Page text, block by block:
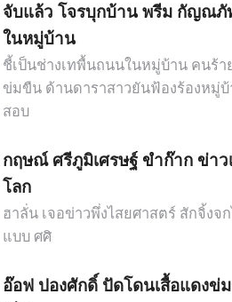
จับแล้ว โจรบุกบ้าน พรีม กัญณภั
ในหมู่บ้าน
ชี้เป็นช่างเทพื้นถนนในหมู่บ้าน คนร้า
ข่มขืน ด้านดาราสาวยันฟ้องร้องหมู่บ้
สอบ
กฤษณ์ ศรีภูมิเศรษฐ์ ขำก๊าก ข่าว
โลก
ฮาลั่น เจอข่าวพึ่งไสยศาสตร์ สักจิ้งจ
แบบ ศศิ
อ๊อฟ ปองศักดิ์ ปัดโดนเสื้อแดงข่